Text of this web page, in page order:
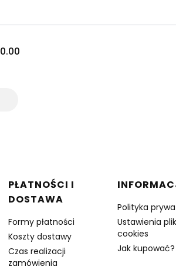
0.00
PŁATNOŚCI I
DOSTAWA
Formy płatności
Koszty dostawy
Czas realizacji
zamówienia
Polityka
Ustawienia
cookies
Jak kupować?